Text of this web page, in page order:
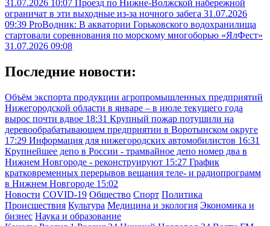
31.07.2026 10:07 Проезд по Нижне-Волжской набережной
ограничат в эти выходные из-за ночного забега 31.07.2026
09:39 ProВодник: В акватории Горьковского водохранилища
стартовали соревнования по морскому многоборью «ЯлФест»
31.07.2026 09:08
Последние новости:
Объём экспорта продукции агропромышленных предприятий
Нижегородской области в январе – в июле текущего года
вырос почти вдвое 18:31 Крупный пожар потушили на
деревообрабатывающем предприятии в Воротынском округе
17:29 Информация для нижегородских автомобилистов 16:31
Крупнейшее депо в России - трамвайное депо номер два в
Нижнем Новгороде - реконструируют 15:27 График
кратковременных перерывов вещания теле- и радиопрограмм
в Нижнем Новгороде 15:02
Новости COVID-19 Общество Спорт Политика
Происшествия Культура Медицина и экология Экономика и
бизнес Наука и образование